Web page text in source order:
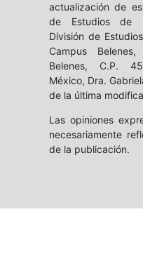
actualización de
de Estudios de
División de
Campus
Belenes, C.P.
México, Dra.
de la última
Las opiniones
necesariamente
de la publicación.